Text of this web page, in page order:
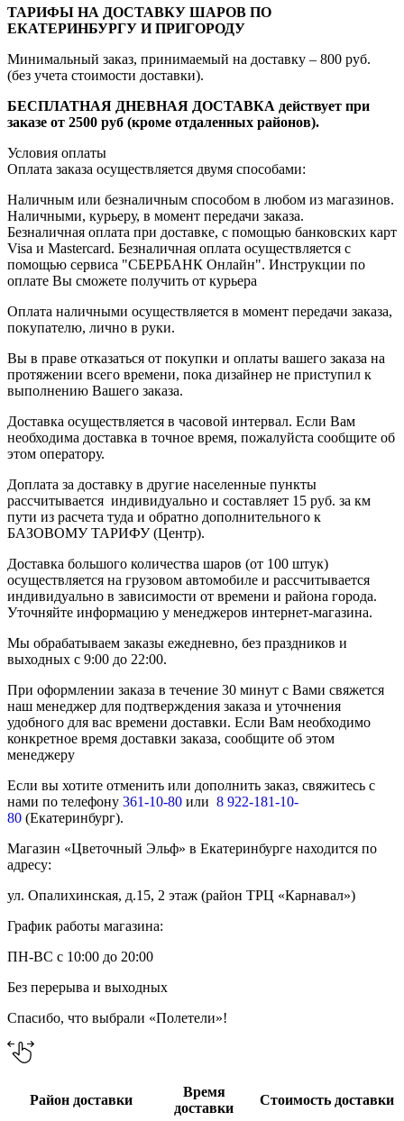
ТАРИФЫ НА ДОСТАВКУ ШАРОВ ПО
ЕКАТЕРИНБУРГУ И ПРИГОРОДУ
Минимальный заказ, принимаемый на доставку – 800 руб.
(без учета стоимости доставки).
БЕСПЛАТНАЯ ДНЕВНАЯ ДОСТАВКА действует при
заказе от 2500 руб (кроме отдаленных районов).
Условия оплаты
Оплата заказа осуществляется двумя способами:
Наличным или безналичным способом в любом из магазинов.
Наличными, курьеру, в момент передачи заказа.
Безналичная оплата при доставке, с помощью банковских карт
Visa и Mastercard. Безналичная оплата осуществляется с
помощью сервиса "СБЕРБАНК Онлайн". Инструкции по
оплате Вы сможете получить от курьера
Оплата наличными осуществляется в момент передачи заказа,
покупателю, лично в руки.
Вы в праве отказаться от покупки и оплаты вашего заказа на
протяжении всего времени, пока дизайнер не приступил к
выполнению Вашего заказа.
Доставка осуществляется в часовой интервал. Если Вам
необходима доставка в точное время, пожалуйста сообщите об
этом оператору.
Доплата за доставку в другие населенные пункты
рассчитывается индивидуально и составляет 15 руб. за км
пути из расчета туда и обратно дополнительного к
БАЗОВОМУ ТАРИФУ (Центр).
Доставка большого количества шаров (от 100 штук)
осуществляется на грузовом автомобиле и рассчитывается
индивидуально в зависимости от времени и района города.
Уточняйте информацию у менеджеров интернет-магазина.
Мы обрабатываем заказы ежедневно, без праздников и
выходных с 9:00 до 22:00.
При оформлении заказа в течение 30 минут с Вами свяжется
наш менеджер для подтверждения заказа и уточнения
удобного для вас времени доставки. Если Вам необходимо
конкретное время доставки заказа, сообщите об этом
менеджеру
Если вы хотите отменить или дополнить заказ, свяжитесь с
нами по телефону 361-10-80 или 8 922-181-10-
80 (Екатеринбург).
Магазин «Цветочный Эльф» в Екатеринбурге находится по
адресу:
ул. Опалихинская, д.15, 2 этаж (район ТРЦ «Карнавал»)
График работы магазина:
ПН-ВС с 10:00 до 20:00
Без перерыва и выходных
Спасибо, что выбрали «Полетели»!
Район доставки
Время
доставки
Стоимость доставки